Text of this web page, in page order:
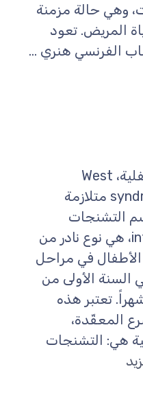
3 و5 سنوات، وهي حالة مزمنة
المريض. تعود
الفرنسي هنري ...
مرادفات: التشنّجات الطفلية، West
syndrome, infantile spasms متلازمة
التشنجات
الطفلية infantile spasms، هي نوع نادر من
في مراحل
السنة الأولى من
بين سنّ 3 إلى 12 شهراً. تعتبر هذه
المعقّدة،
هي: التشنجات